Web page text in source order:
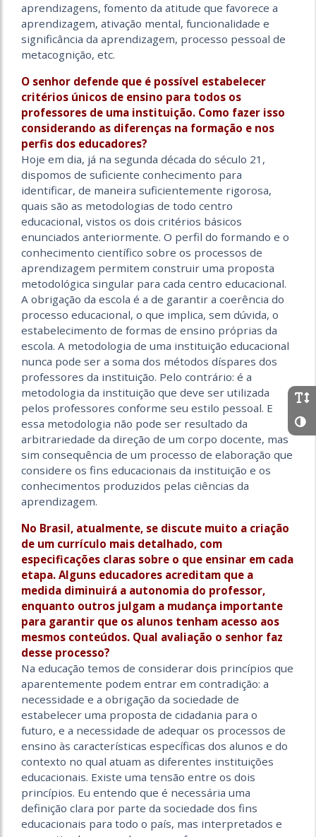
aprendizagens, fomento da atitude que favorece a
aprendizagem, ativação mental, funcionalidade e
significância da aprendizagem, processo pessoal de
metacognição, etc.
O senhor defende que é possível estabelecer
critérios únicos de ensino para todos os
professores de uma instituição. Como fazer isso
considerando as diferenças na formação e nos
perfis dos educadores?
Hoje em dia, já na segunda década do século 21,
dispomos de suficiente conhecimento para
identificar, de maneira suficientemente rigorosa,
quais são as metodologias de todo centro
educacional, vistos os dois critérios básicos
enunciados anteriormente. O perfil do formando e o
conhecimento científico sobre os processos de
aprendizagem permitem construir uma proposta
metodológica singular para cada centro educacional.
A obrigação da escola é a de garantir a coerência do
processo educacional, o que implica, sem dúvida, o
estabelecimento de formas de ensino próprias da
escola. A metodologia de uma instituição educacional
nunca pode ser a soma dos métodos díspares dos
professores da instituição. Pelo contrário: é a
metodologia da instituição que deve ser utilizada
pelos professores conforme seu estilo pessoal. E
essa metodologia não pode ser resultado da
arbitrariedade da direção de um corpo docente, mas
sim consequência de um processo de elaboração que
considere os fins educacionais da instituição e os
conhecimentos produzidos pelas ciências da
aprendizagem.
No Brasil, atualmente, se discute muito a criação
de um currículo mais detalhado, com
especificações claras sobre o que ensinar em cada
etapa. Alguns educadores acreditam que a
medida diminuirá a autonomia do professor,
enquanto outros julgam a mudança importante
para garantir que os alunos tenham acesso aos
mesmos conteúdos. Qual avaliação o senhor faz
desse processo?
Na educação temos de considerar dois princípios que
aparentemente podem entrar em con­tradição: a
necessidade e a obrigação da sociedade de
estabelecer uma proposta de cidadania para o
futuro, e a necessidade de adequar os processos de
ensino às características específicas dos alunos e do
contexto no qual atuam as diferentes instituições
educacionais. Existe uma tensão entre os dois
princípios. Eu entendo que é necessária uma
definição clara por parte da sociedade dos fins
educacionais para todo o país, mas interpretados e